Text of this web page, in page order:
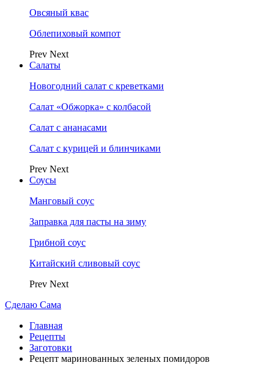
Овсяный квас
Облепиховый компот
Prev Next
Салаты
Новогодний салат с креветками
Салат «Обжорка» с колбасой
Салат с ананасами
Салат с курицей и блинчиками
Prev Next
Соусы
Манговый соус
Заправка для пасты на зиму
Грибной соус
Китайский сливовый соус
Prev Next
Сделаю Сама
Главная
Рецепты
Заготовки
Рецепт маринованных зеленых помидоров